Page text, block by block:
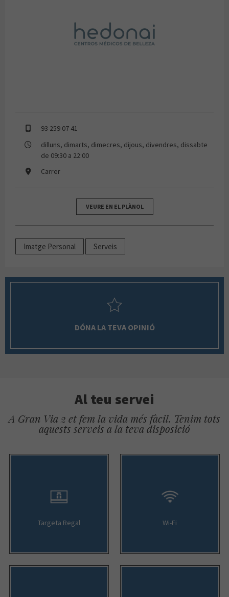
93 259 07 41
dilluns, dimarts, dimecres, dijous, divendres, dissabte
de 09:30 a 22:00
Carrer
VEURE EN EL PLÀNOL
Imatge Personal Serveis
DÓNA LA TEVA OPINIÓ
Al teu servei
A Gran Via 2 et fem la vida més fàcil. Tenim tots
aquests serveis a la teva disposició
Targeta Regal Wi-Fi